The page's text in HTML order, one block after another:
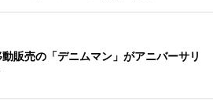
販売の「デニムマン」がアニバーサリ